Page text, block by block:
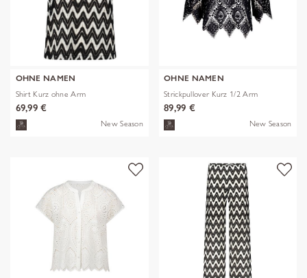
OHNE NAMEN
Shirt Kurz ohne Arm
69,99 €
New Season
OHNE NAMEN
Strickpullover Kurz 1/2 Arm
89,99 €
New Season